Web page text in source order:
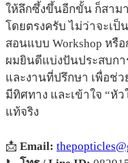
ให้ลึกซึ้งขึ้นอีกขั้น ก็สาม
โดยตรงครับ ไม่ว่าจะเ
สอนแบบ Workshop หรื
ผมยินดีแบ่งปันประสบก
และงานที่ปรึกษา เพื่อช่
มีทิศทาง และเข้าใจ “หั
แท้จริง
📩 Email: